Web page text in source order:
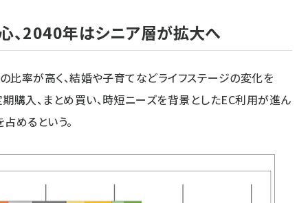
、2040年はシニア層が拡大へ
比率が高く、結婚や子育てなどライフステージの変化を
購入、まとめ買い、時短ニーズを背景としたEC利用が進ん
めるという。